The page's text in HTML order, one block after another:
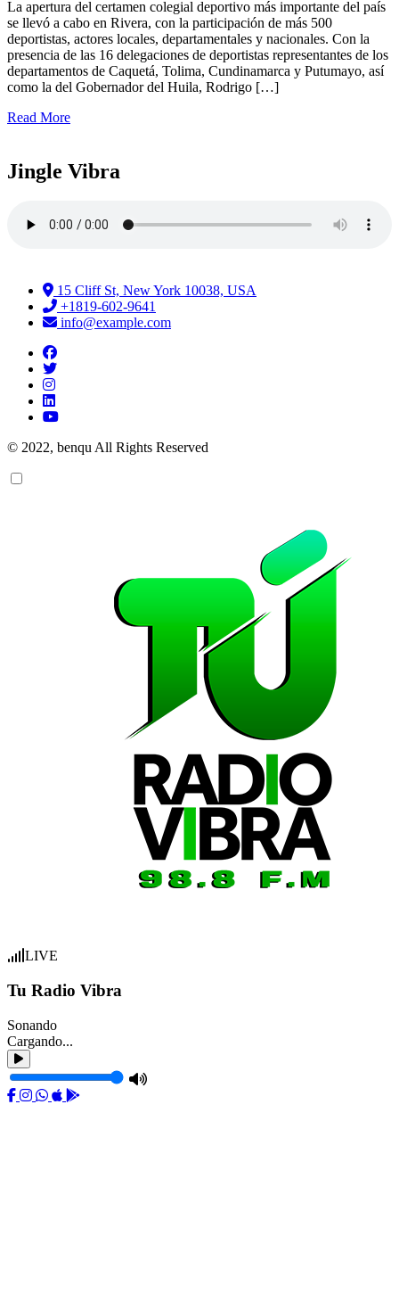
La apertura del certamen colegial deportivo más importante del país
se llevó a cabo en Rivera, con la participación de más 500
deportistas, actores locales, departamentales y nacionales. Con la
presencia de las 16 delegaciones de deportistas representantes de los
departamentos de Caquetá, Tolima, Cundinamarca y Putumayo, así
como la del Gobernador del Huila, Rodrigo […]
Read More
Jingle Vibra
15 Cliff St, New York 10038, USA
+1819-602-9641
info@example.com
© 2022, benqu All Rights Reserved
LIVE
Tu Radio Vibra
Sonando
Cargando...